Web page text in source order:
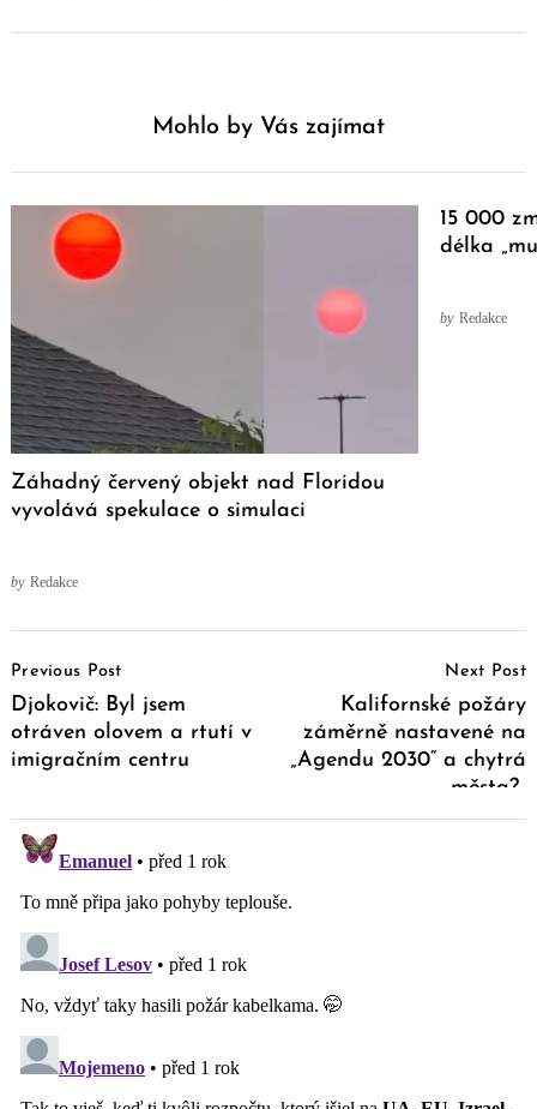
Mohlo by Vás zajímat
Záhadný červený objekt nad Floridou
vyvolává spekulace o simulaci
by Redakce
15 000
délka
by Redakce
Navigation
Previous Post
Djokovič: Byl jsem
otráven olovem a rtutí v
imigračním centru
Next Post
Kalifornské požáry
záměrně nastavené na
„Agendu 2030“ a chytrá
města?